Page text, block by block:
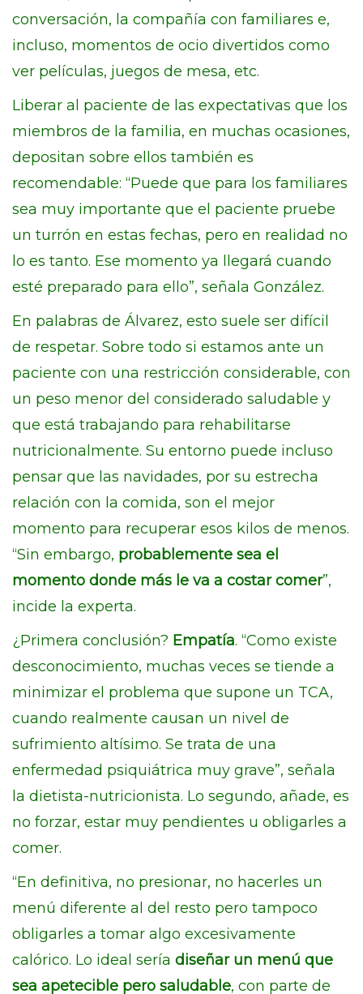
conversación, la compañía con familiares e,
incluso, momentos de ocio divertidos como
ver películas, juegos de mesa, etc.
Liberar al paciente de las expectativas que los
miembros de la familia, en muchas ocasiones,
depositan sobre ellos también es
recomendable: “Puede que para los familiares
sea muy importante que el paciente pruebe
un turrón en estas fechas, pero en realidad no
lo es tanto. Ese momento ya llegará cuando
esté preparado para ello”, señala González.
En palabras de Álvarez, esto suele ser difícil
de respetar. Sobre todo si estamos ante un
paciente con una restricción considerable, con
un peso menor del considerado saludable y
que está trabajando para rehabilitarse
nutricionalmente. Su entorno puede incluso
pensar que las navidades, por su estrecha
relación con la comida, son el mejor
momento para recuperar esos kilos de menos.
“Sin embargo, probablemente sea el
momento donde más le va a costar comer”,
incide la experta.
¿Primera conclusión? Empatía. “Como existe
desconocimiento, muchas veces se tiende a
minimizar el problema que supone un TCA,
cuando realmente causan un nivel de
sufrimiento altísimo. Se trata de una
enfermedad psiquiátrica muy grave”, señala
la dietista-nutricionista. Lo segundo, añade, es
no forzar, estar muy pendientes u obligarles a
comer.
“En definitiva, no presionar, no hacerles un
menú diferente al del resto pero tampoco
obligarles a tomar algo excesivamente
calórico. Lo ideal sería diseñar un menú que
sea apetecible pero saludable, con parte de